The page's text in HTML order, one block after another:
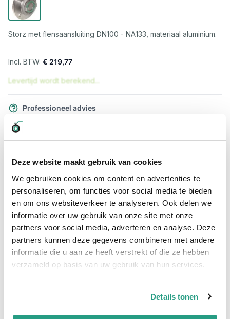
Deze website maakt gebruik van cookies
We gebruiken cookies om content en advertenties te
personaliseren, om functies voor social media te bieden
en om ons websiteverkeer te analyseren. Ook delen we
informatie over uw gebruik van onze site met onze
partners voor social media, adverteren en analyse. Deze
partners kunnen deze gegevens combineren met andere
informatie die u aan ze heeft verstrekt of die ze hebben
verzameld op basis van uw gebruik van hun services.
Details tonen
Storz met flensaansluiting DN100 - NA133, materiaal aluminium.
€ 219,77
Levertijd wordt berekend...
Professioneel advies
Snel naar
Plus- en minpunten Meer informatie
Plus- en minpunten
Storz koppeling met flens DN100
NA133
PN16
Maatvoering koppeling 4" - NA133